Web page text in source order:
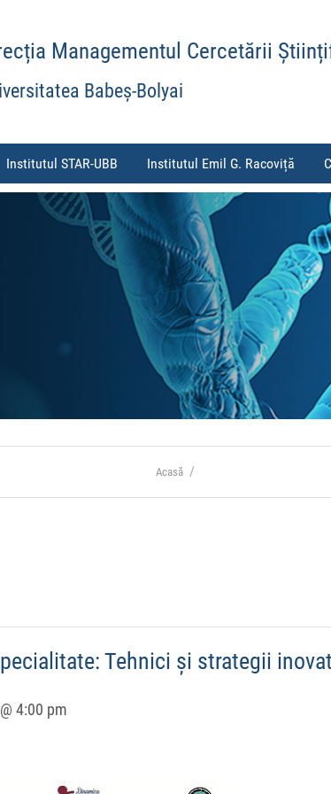
Managementul Cercetării
Babeș-Bolyai
Institutul STAR-UBB Institutul Emil G. Racoviță
Acasă
Tehnici și strategii
4:00 pm